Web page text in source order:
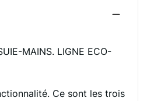
MAINS. LIGNE ECO-
Ce sont les trois